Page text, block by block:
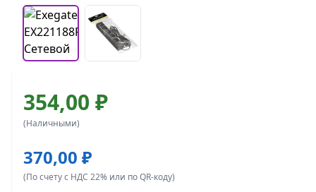
354,00 ₽
(Наличными)
370,00 ₽
(По счету с НДС 22% или по QR-коду)